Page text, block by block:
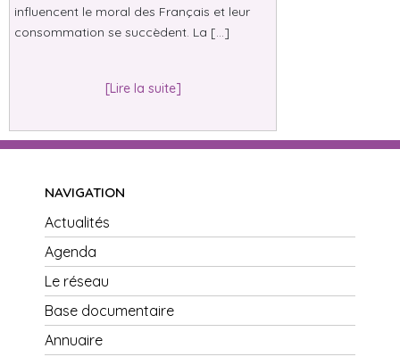
influencent le moral des Français et leur
consommation se succèdent. La […]
[Lire la suite]
NAVIGATION
Actualités
Agenda
Le réseau
Base documentaire
Annuaire